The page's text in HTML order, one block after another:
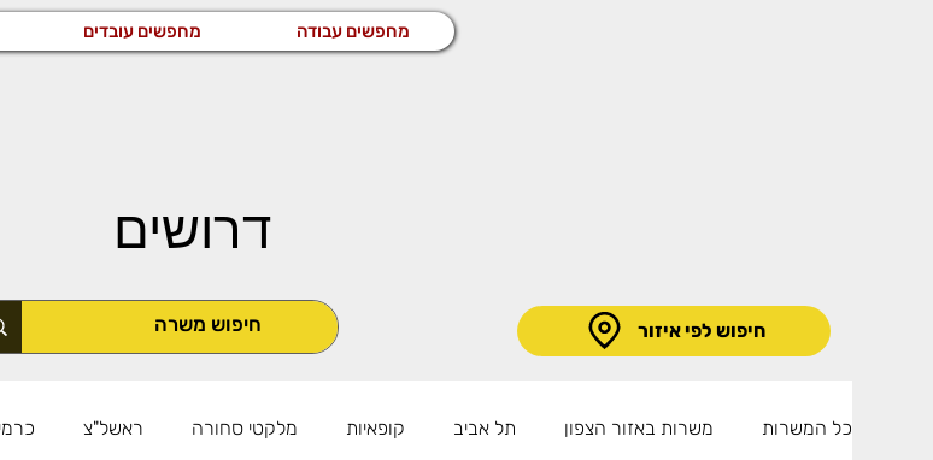
מחפשים עבודה מחפשים עובדים
דרושים
חיפוש לפי איזור
כל המשרות משרות באזור הצפון תל אביב קופאיות מלקטי סחורה ראשל"צ